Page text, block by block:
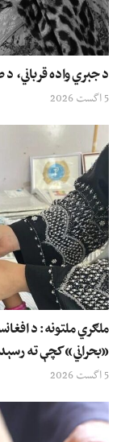
د جبري واده قرباني،
5 اگست 2026
«بحراني» کچې ته
5 اگست 2026